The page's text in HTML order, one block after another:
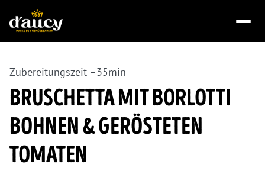
Zubereitungszeit –35min
BRUSCHETTA MIT BORLOTTI
BOHNEN & GERÖSTETEN
TOMATEN